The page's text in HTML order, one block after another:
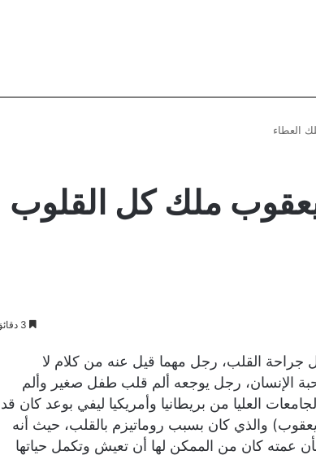
العطاء
ملك كل القلوب
جراحة القلب، رجل مهما قيل عنه من كلام لا
الإنسان، رجل يوجعه ألم قلب طفل صغير وألم
العليا من بريطانيا وأمريكيا ليفي بوعد كان قد
والذي كان بسبب روماتيزم بالقلب، حيث أنه
عمته كان من الممكن لها أن تعيش وتكمل حياتها